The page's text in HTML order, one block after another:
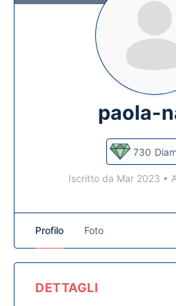
paola-
730
Iscritto da Mar 2023 •
Profilo Foto
DETTAGLI